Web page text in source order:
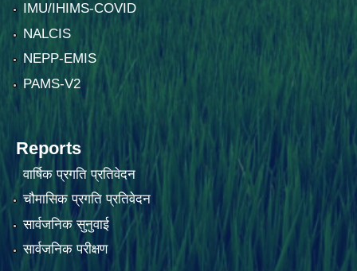
IMU/IHIMS-COVID
NALCIS
NEPP-EMIS
PAMS-V2
Reports
वार्षिक प्रगति प्रतिवेदन
चौमासिक प्रगति प्रतिवेदन
सार्वजनिक सुनुवाई
सार्वजनिक परीक्षण